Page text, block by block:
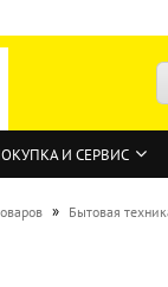
И СЕРВИС
» Бытовая